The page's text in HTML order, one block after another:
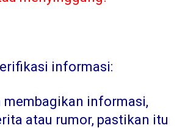
informasi:
membagikan informasi,
atau rumor, pastikan itu